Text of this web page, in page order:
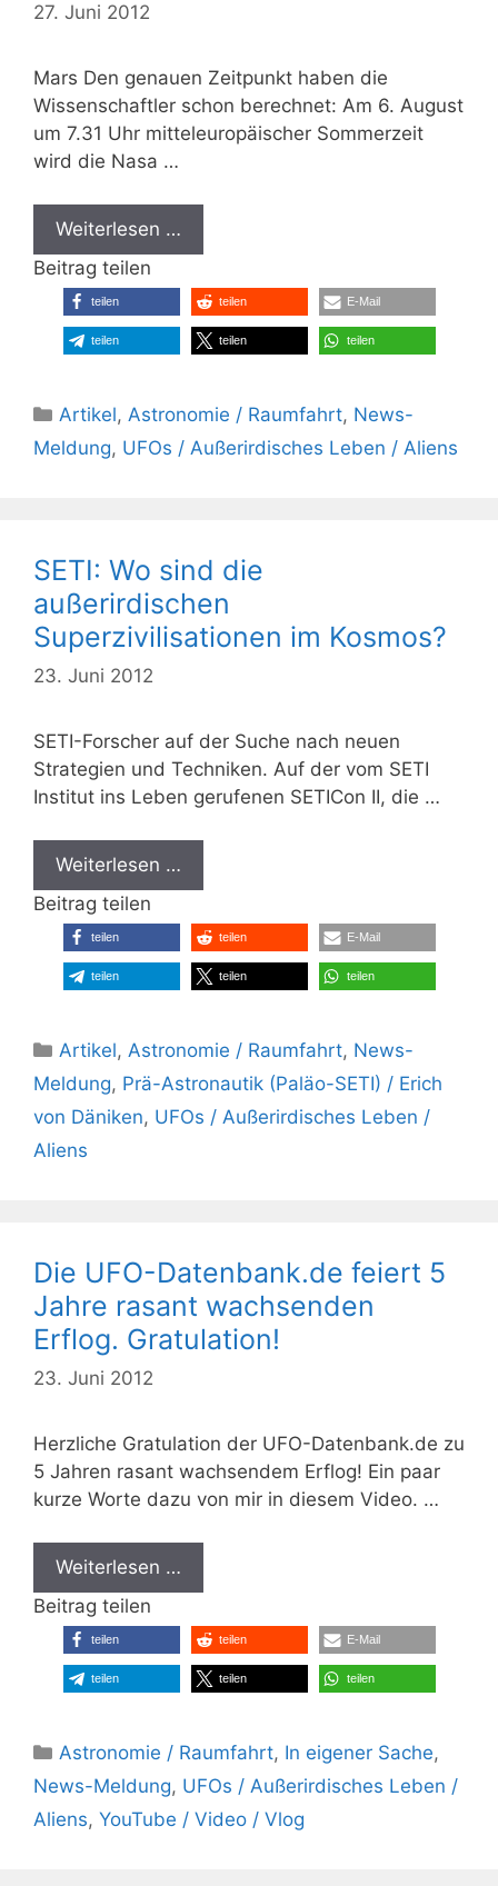
27. Juni 2012
Mars Den genauen Zeitpunkt haben die
Wissenschaftler schon berechnet: Am 6. August
um 7.31 Uhr mitteleuropäischer Sommerzeit
wird die Nasa …
Weiterlesen …
Beitrag teilen
teilen teilen E-Mail
teilen teilen teilen
Kategorien
Artikel, Astronomie / Raumfahrt, News-
Meldung, UFOs / Außerirdisches Leben / Aliens
SETI: Wo sind die
außerirdischen
Superzivilisationen im Kosmos?
23. Juni 2012
SETI-Forscher auf der Suche nach neuen
Strategien und Techniken. Auf der vom SETI
Institut ins Leben gerufenen SETICon II, die …
Weiterlesen …
Beitrag teilen
teilen teilen E-Mail
teilen teilen teilen
Kategorien
Artikel, Astronomie / Raumfahrt, News-
Meldung, Prä-Astronautik (Paläo-SETI) / Erich
von Däniken, UFOs / Außerirdisches Leben /
Aliens
Die UFO-Datenbank.de feiert 5
Jahre rasant wachsenden
Erflog. Gratulation!
23. Juni 2012
Herzliche Gratulation der UFO-Datenbank.de zu
5 Jahren rasant wachsendem Erflog! Ein paar
kurze Worte dazu von mir in diesem Video. …
Weiterlesen …
Beitrag teilen
teilen teilen E-Mail
teilen teilen teilen
Kategorien
Astronomie / Raumfahrt, In eigener Sache,
News-Meldung, UFOs / Außerirdisches Leben /
Aliens, YouTube / Video / Vlog